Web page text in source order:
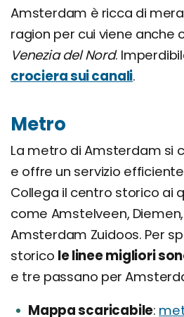
Amsterdam è ricca di
ragion per cui viene anche
Venezia del Nord.
crociera sui canali.
Metro
La metro di Amsterdam si
e offre un servizio
Collega il centro storico ai
come Amstelveen,
Amsterdam Zuidoos. Per
storico le linee migliori
e tre passano per
Mappa scaricabile